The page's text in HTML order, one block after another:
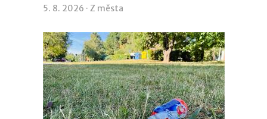
5. 8. 2026 · Z města